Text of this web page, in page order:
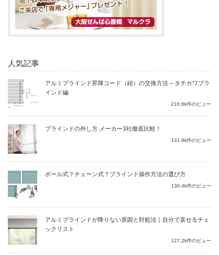
人気記事
アルミブラインド昇降コード（紐）の交換方法 – タチカワブラ
インド編
210.6k件のビュー
ブラインドの外し方 メーカー3社徹底比較！
131.9k件のビュー
ポール式？チェーン式？ブラインド操作方法の選び方
130.4k件のビュー
アルミブラインドが降りない原因と対処法｜自分で直せるチェ
ックリスト
127.2k件のビュー